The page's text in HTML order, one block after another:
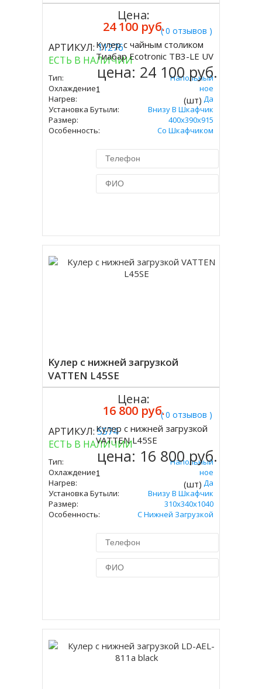
( 0 отзывов )
АРТИКУЛ:11276
ЕСТЬ В НАЛИЧИИ
Тип:
Напольный
Охлаждение:
Электронное
Нагрев:
Да
Установка Бутыли:
Внизу В Шкафчик
Размер:
400x390х915
Особенность:
Со Шкафчиком
Цена:
24 100 руб.
Купить
Кулер с чайным столиком
Тиабар Ecotronic TB3-LE UV
цена: 24 100 руб.
(шт)
Kулер с нижней загрузкой
VATTEN L45SE
( 0 отзывов )
АРТИКУЛ:5574
ЕСТЬ В НАЛИЧИИ
Тип:
Напольный
Охлаждение:
Электронное
Нагрев:
Да
Установка Бутыли:
Внизу В Шкафчик
Размер:
310x340х1040
Особенность:
С Нижней Загрузкой
Цена:
16 800 руб.
Купить
Kулер с нижней загрузкой
VATTEN L45SE
цена: 16 800 руб.
(шт)